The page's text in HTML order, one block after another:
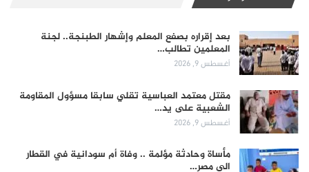
بعد إقراره بصفع المعلم وإشهار الطبنجة.. لجنة
المعلمين تطالب…
أغسطس 9, 2026
مقتل معتمد العباسية تقلي سابقا مسؤول المقاومة
الشعبية على يد…
أغسطس 9, 2026
مأساة وحادثة مؤلمة .. وفاة أم سودانية في القطار
الى مصر…